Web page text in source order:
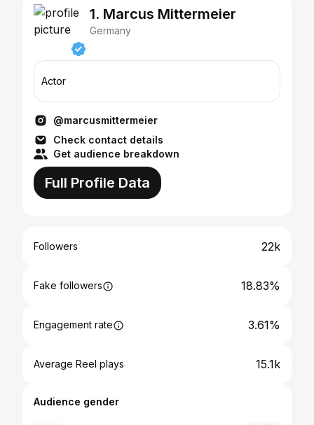
1. Marcus Mittermeier
Germany
Actor
@marcusmittermeier
Check contact details
Get audience breakdown
Full Profile Data
Followers 22k
Fake followers 18.83%
Engagement rate 3.61%
Average Reel plays 15.1k
Audience gender